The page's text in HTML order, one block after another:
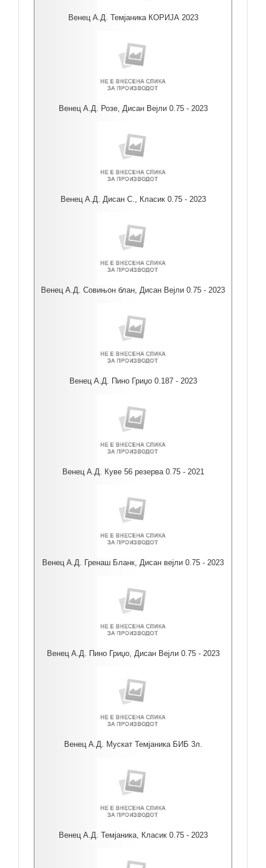
Венец А.Д. Темјаника КОРИЈА 2023
Венец А.Д. Розе, Дисан Вејли 0.75 - 2023
Венец А.Д. Дисан С., Класик 0.75 - 2023
Венец А.Д. Совињон блан, Дисан Вејли 0.75 - 2023
Венец А.Д. Пино Гриџо 0.187 - 2023
Венец А.Д. Куве 56 резерва 0.75 - 2021
Венец А.Д. Гренаш Бланк, Дисан вејли 0.75 - 2023
Венец А.Д. Пино Гриџо, Дисан Вејли 0.75 - 2023
Венец А.Д. Мускат Темјаника БИБ 3л.
Венец А.Д. Темјаника, Класик 0.75 - 2023